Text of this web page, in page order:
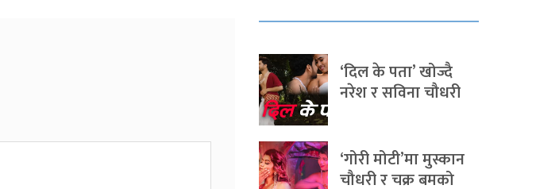
‘दिल के पता’ खोज्दै
नरेश र सविना चौधरी
‘गोरी मोटी’मा मुस्कान
चौधरी र चक्र बमको